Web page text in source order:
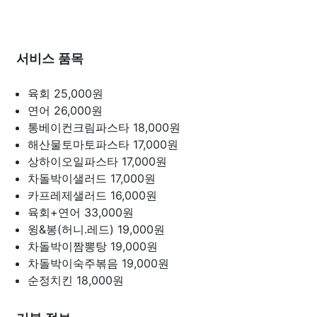
서비스 품목
육회 25,000원
연어 26,000원
통베이컨크림파스타 18,000원
해산물토마토파스타 17,000원
상하이오일파스타 17,000원
차돌박이샐러드 17,000원
카프레제샐러드 16,000원
육회+연어 33,000원
윙&봉(허니.레드) 19,000원
차돌박이짬뽕탕 19,000원
차돌박이숙주볶음 19,000원
순정치킨 18,000원